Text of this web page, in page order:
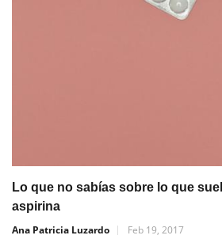
Lo que no sabías sobre lo que
aspirina
Ana Patricia Luzardo
Feb 19, 2017